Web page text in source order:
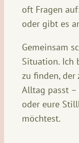
oft Fragen
oder gibt es
Gemeinsam
Situation. Ich
zu finden, der
Alltag passt
oder eure
möchtest.